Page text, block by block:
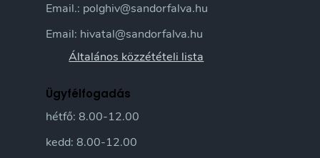
Email.: polghiv@sandorfalva.hu
Email: hivatal@sandorfalva.hu
Általános közzétételi lista
Ügyfélfogadás
hétfő: 8.00-12.00
kedd: 8.00-12.00